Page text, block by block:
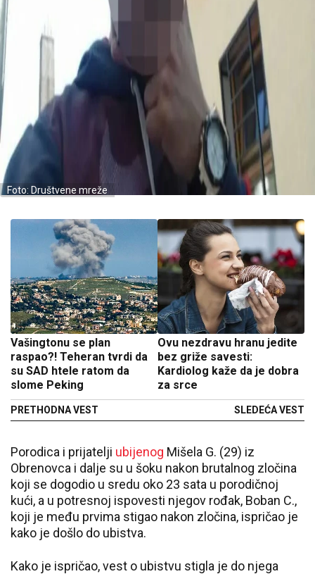
Foto: Društvene mreže
Vašingtonu se plan
raspao?! Teheran tvrdi da
su SAD htele ratom da
slome Peking
PRETHODNA VEST
Ovu nezdravu hranu jedite
bez griže savesti:
Kardiolog kaže da je dobra
za srce
SLEDEĆA VEST
Porodica i prijatelji ubijenog Mišela G. (29) iz
Obrenovca i dalje su u šoku nakon brutalnog zločina
koji se dogodio u sredu oko 23 sata u porodičnoj
kući, a u potresnoj ispovesti njegov rođak, Boban C.,
koji je među prvima stigao nakon zločina, ispričao je
kako je došlo do ubistva.
Kako je ispričao, vest o ubistvu stigla je do njega